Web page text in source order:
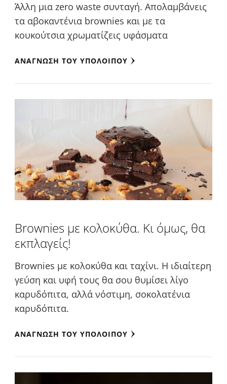
Άλλη μια zero waste συνταγή. Απολαμβάνεις
τα αβοκαντένια brownies και με τα
κουκούτσια χρωματίζεις υφάσματα
ΑΝΆΓΝΩΣΗ ΤΟΥ ΥΠΟΛΟΊΠΟΥ
Brownies με κολοκύθα. Κι όμως, θα
εκπλαγείς!
Brownies με κολοκύθα και ταχίνι. Η ιδιαίτερη
γεύση και υφή τους θα σου θυμίσει λίγο
καρυδόπιτα, αλλά νόστιμη, σοκολατένια
καρυδόπιτα.
ΑΝΆΓΝΩΣΗ ΤΟΥ ΥΠΟΛΟΊΠΟΥ